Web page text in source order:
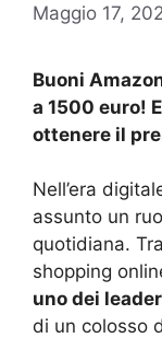
Maggio 17,
Buoni
a 1500 euro!
ottenere il
Nell’era
assunto un
quotidiana.
shopping
uno dei
di un colosso